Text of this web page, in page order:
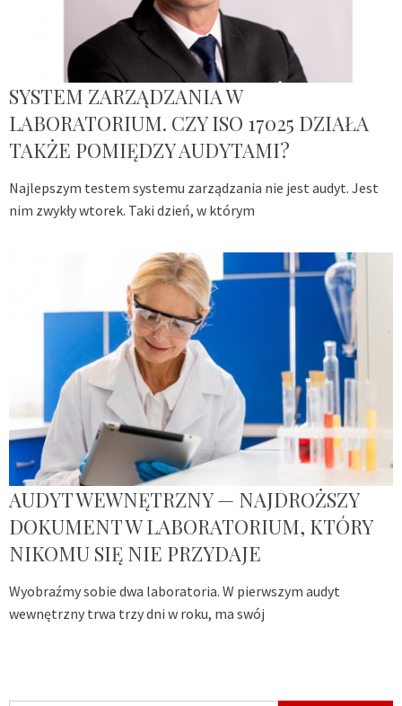
SYSTEM ZARZĄDZANIA W
LABORATORIUM. CZY ISO 17025 DZIAŁA
TAKŻE POMIĘDZY AUDYTAMI?
Najlepszym testem systemu zarządzania nie jest audyt. Jest
nim zwykły wtorek. Taki dzień, w którym
AUDYT WEWNĘTRZNY — NAJDROŻSZY
DOKUMENT W LABORATORIUM, KTÓRY
NIKOMU SIĘ NIE PRZYDAJE
Wyobraźmy sobie dwa laboratoria. W pierwszym audyt
wewnętrzny trwa trzy dni w roku, ma swój